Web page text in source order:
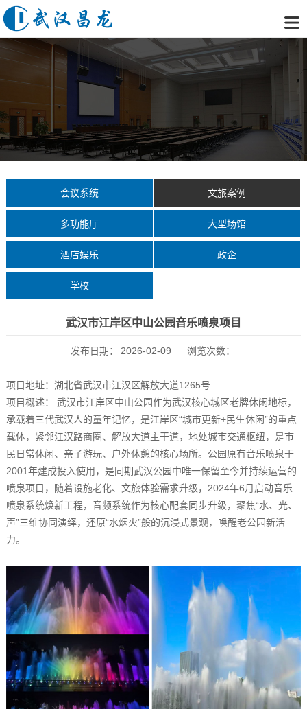
会议系统 文旅案例
多功能厅 大型场馆
酒店娱乐 政企
学校
武汉市江岸区中山公园音乐喷泉项目
发布日期： 2026-02-09 浏览次数：
项目地址：湖北省武汉市江汉区解放大道1265号
项目概述： 武汉市江岸区中山公园作为武汉核心城区老牌休闲地标，
承载着三代武汉人的童年记忆，是江岸区“城市更新+民生休闲”的重点
载体，紧邻江汉路商圈、解放大道主干道，地处城市交通枢纽，是市
民日常休闲、亲子游玩、户外休憩的核心场所。公园原有音乐喷泉于
2001年建成投入使用，是同期武汉公园中唯一保留至今并持续运营的
喷泉项目，随着设施老化、文旅体验需求升级，2024年6月启动音乐
喷泉系统焕新工程，音频系统作为核心配套同步升级，聚焦“水、光、
声”三维协同演绎，还原“水烟火”般的沉浸式景观，唤醒老公园新活
力。